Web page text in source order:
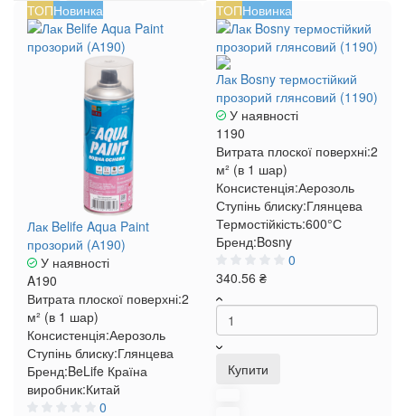
ТОПНовинка
Лак Belife Aqua Paint
прозорий (А190)
У наявності
A190
Витрата плоскої поверхні:2
м² (в 1 шар)
Консистенція:Аерозоль
Ступінь блиску:Глянцева
Бренд:BeLife Країна
виробник:Китай
0
ТОПНовинка
Лак Bosny термостійкий
прозорий глянсовий (1190)
У наявності
1190
Витрата плоскої поверхні:2
м² (в 1 шар)
Консистенція:Аерозоль
Ступінь блиску:Глянцева
Термостійкість:600°С
Бренд:Bosny
0
340.56 ₴
Купити